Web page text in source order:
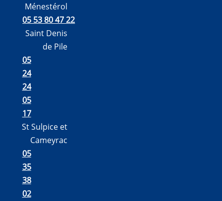
Ménestérol
05 53 80 47 22
Saint Denis
de Pile
05
24
24
05
17
St Sulpice et
Cameyrac
05
35
38
02